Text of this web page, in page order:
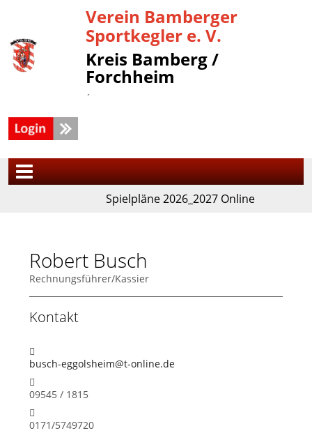
Verein Bamberger
Sportkegler e. V.
Kreis Bamberg /
Forchheim
´
Spielpläne 2026_2027 Online
Robert Busch
Rechnungsführer/Kassier
Kontakt
busch-eggolsheim@t-online.de
09545 / 1815
0171/5749720